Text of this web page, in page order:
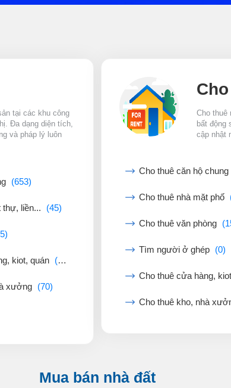
tại các khu công
Đa dạng diện tích,
và pháp lý luôn
(653)
thự, liền... (45)
kiot, quán (42)
xưởng (70)
Cho thuê
bất động
cập nhật
Cho thuê căn hộ
Cho thuê nhà mặt phố
Cho thuê văn phòng
Tìm người ở ghép (0)
Cho thuê cửa hàng, kiot
Cho thuê kho, nhà
Mua bán nhà đất